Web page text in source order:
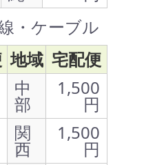
・ケーブル
地域 宅配便
中
部
1,500
円
関
西
1,500
円